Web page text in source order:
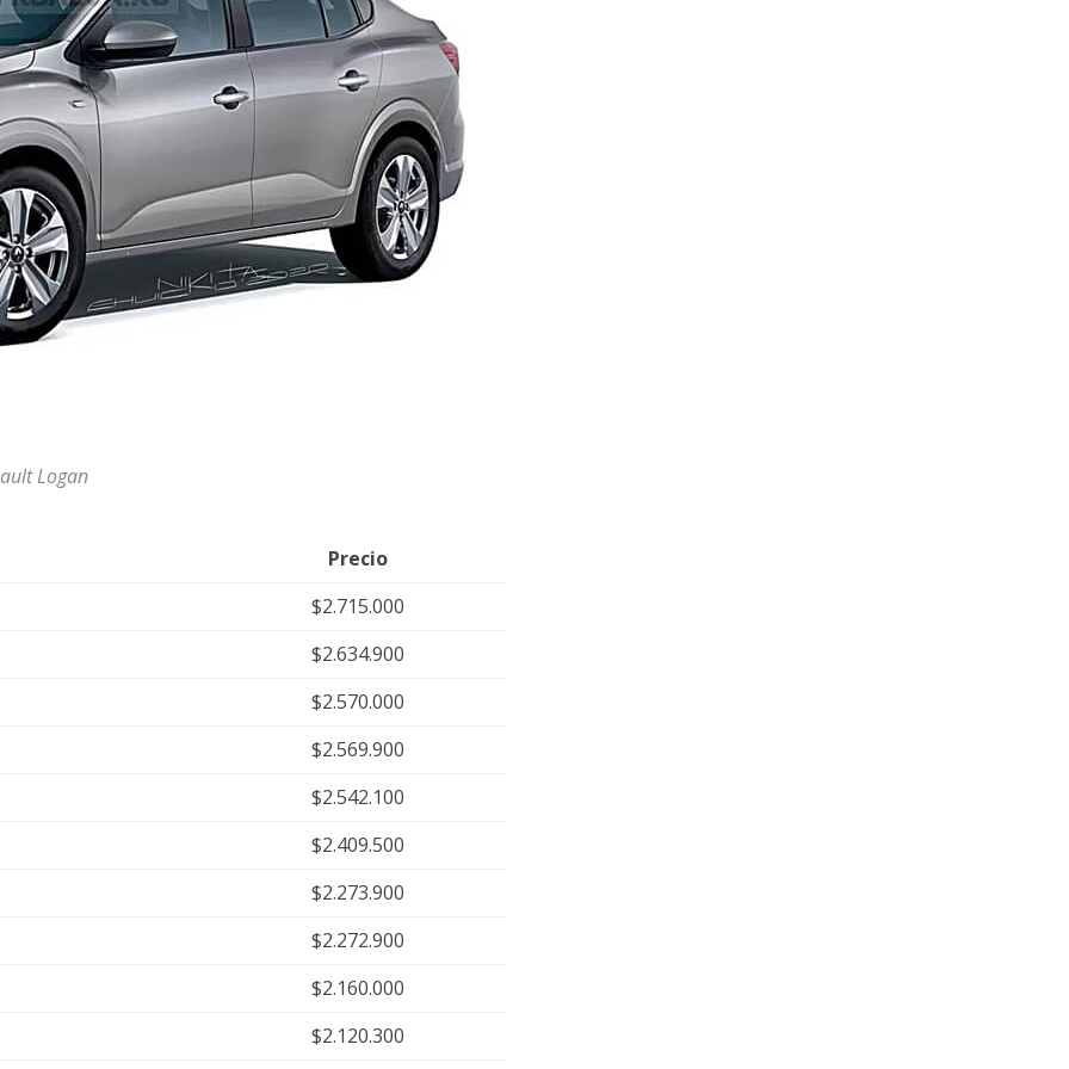
Logan
Precio
$2.715.000
$2.634.900
$2.570.000
$2.569.900
$2.542.100
$2.409.500
$2.273.900
$2.272.900
$2.160.000
$2.120.300